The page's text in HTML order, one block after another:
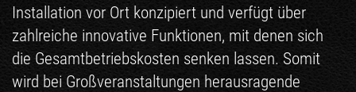
Installation vor Ort konzipiert und verfügt über
zahlreiche innovative Funktionen, mit denen sich
die Gesamtbetriebskosten senken lassen. Somit
wird bei Großveranstaltungen herausragende